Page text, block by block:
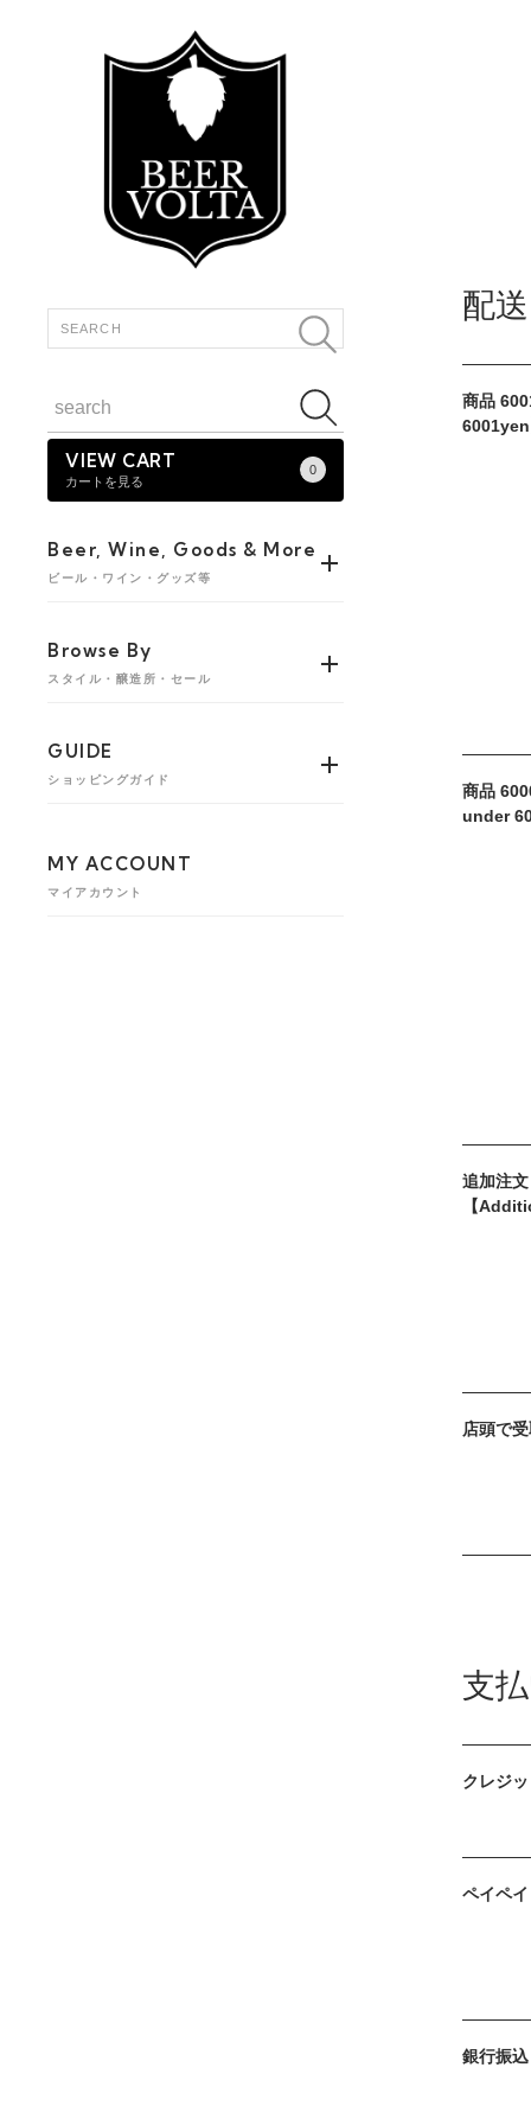
VIEW CART
カートを見る
0
Beer, Wine, Goods & More
ビール・ワイン・グッズ等
Browse By
スタイル・醸造所・セール
GUIDE
ショッピングガイド
MY ACCOUNT
マイアカウント
配
商品
6001yen
商品
under
追加注
【
店頭で
支
クレジ
ペイペ
銀行振